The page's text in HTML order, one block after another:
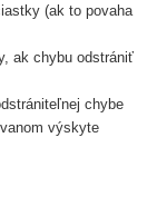
(ak to povaha
ak chybu odstrániť
chybe
výskyte